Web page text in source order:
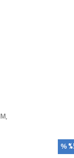
TL